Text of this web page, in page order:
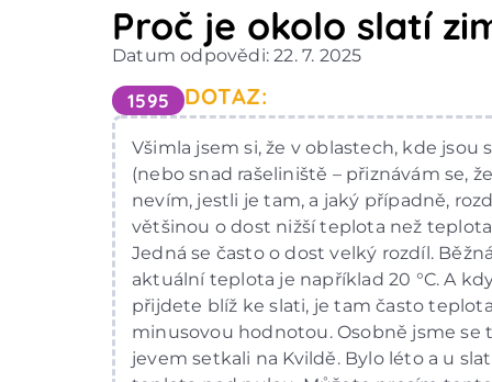
Proč je okolo slatí
Datum odpovědi: 22. 7. 2025
1595 DOTAZ:
Všimla jsem si, že v oblastech, kde jsou
(nebo snad rašeliniště – přiznávám se,
nevím, jestli je tam, a jaký případně,
většinou o dost nižší teplota než
Jedná se často o dost velký rozdíl. Běžná
aktuální teplota je například 20 °C. A
přijdete blíž ke slati, je tam často
minusovou hodnotou. Osobně jsme se
jevem setkali na Kvildě. Bylo léto a u